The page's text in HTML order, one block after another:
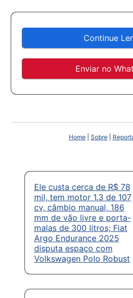
Continue
Enviar no
Home| Sobre|
Ele custa cerca de R$ 78
mil, tem motor 1.3 de 107
cv, câmbio manual, 186
mm de vão livre e porta-
malas de 300 litros; Fiat
Argo Endurance 2025
disputa espaço com
Volkswagen Polo Robust